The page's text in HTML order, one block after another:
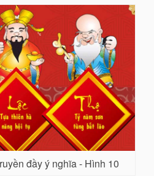
đầy ý nghĩa - Hình 10